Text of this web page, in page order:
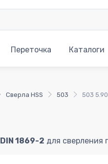
Переточка Каталоги
Сверла HSS 503 503
DIN 1869-2 для сверления